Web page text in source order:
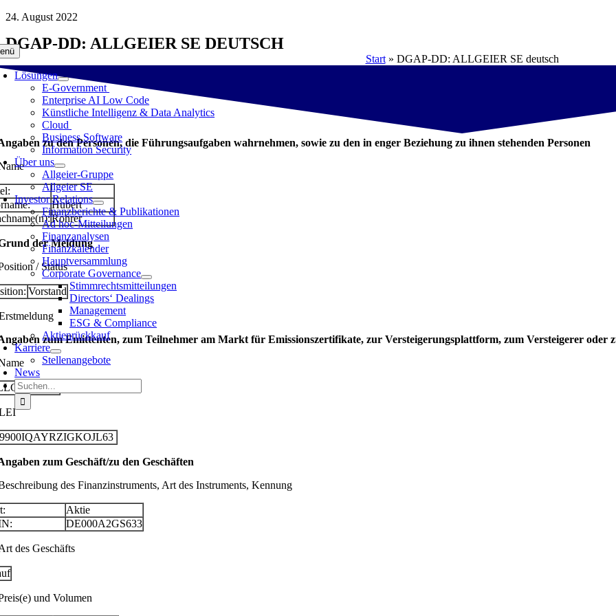
Zum
springen
Lösungen
E-Government
Enterprise AI Low Code
Künstliche Intelligenz & Data Analytics
Cloud
Business Software
Information Security
Über uns
Allgeier-Gruppe
Allgeier SE
Investor Relations
Finanzberichte & Publikationen
Ad hoc-Mitteilungen
Finanzanalysen
Finanzkalender
Hauptversammlung
Corporate Governance
Stimmrechtsmitteilungen
Directors‘ Dealings
Management
ESG & Compliance
Aktienrückkauf
Karriere
Stellenangebote
News
Suche
nach:
24. August 2022
DGAP-DD: ALLGEIER SE DEUTSCH
Start» DGAP-DD: ALLGEIER SE deutsch
zu den Personen, die Führungsaufgaben wahrnehmen, sowie zu den in enger Beziehung zu ihnen stehenden Personen
Hubert
Rohrer
der Meldung
/ Status
Vorstand
zum Emittenten, zum Teilnehmer am Markt für Emissionszertifikate, zur Versteigerungsplattform, zum Versteigerer oder
SE
zum Geschäft/zu den Geschäften
des Finanzinstruments, Art des Instruments, Kennung
Aktie
DE000A2GS633
des Geschäfts
und Volumen